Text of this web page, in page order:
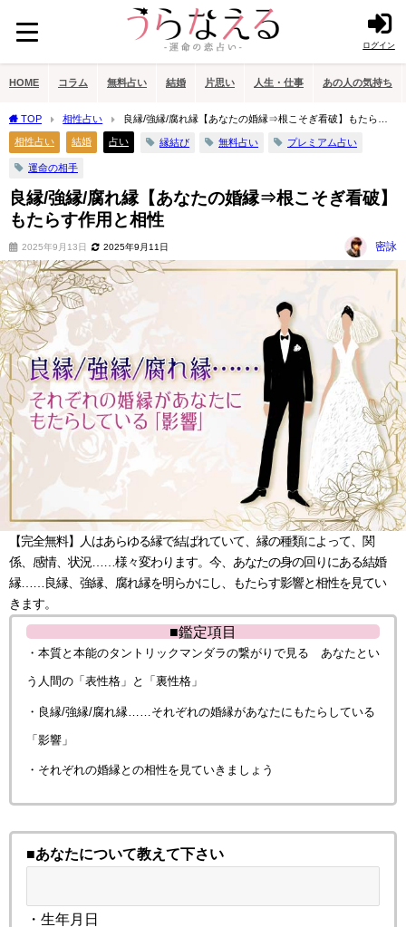
ログイン
HOME コラム 無料占い 結婚 片思い 人生・仕事 あの人の気持ち
TOP 相性占い
良縁/強縁/腐れ縁【あなたの婚縁⇒根こそぎ看破】もたらす
作用と相性
相性占い 結婚 占い 縁結び 無料占い プレミアム占い
運命の相手
良縁/強縁/腐れ縁【あなたの婚縁⇒根こそぎ看破】
もたらす作用と相性
2025年9月13日 2025年9月11日 密詠
【完全無料】人はあらゆる縁で結ばれていて、縁の種類によって、関
係、感情、状況……様々変わります。今、あなたの身の回りにある結婚
縁……良縁、強縁、腐れ縁を明らかにし、もたらす影響と相性を見てい
きます。
■鑑定項目
・本質と本能のタントリックマンダラの繋がりで見る あなたとい
う人間の「表性格」と「裏性格」
・良縁/強縁/腐れ縁……それぞれの婚縁があなたにもたらしている
「影響」
・それぞれの婚縁との相性を見ていきましょう
■あなたについて教えて下さい
・生年月日